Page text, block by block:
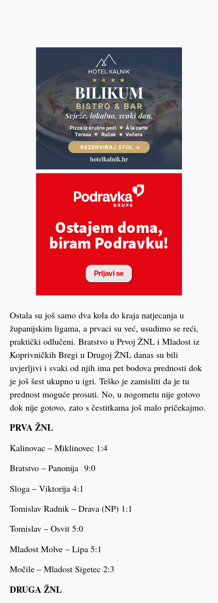
Ostala su još samo dva kola do kraja natjecanja u
županijskim ligama, a prvaci su već, usudimo se reći,
praktički odlučeni. Bratstvo u Prvoj ŽNL i Mladost iz
Koprivničkih Bregi u Drugoj ŽNL danas su bili
uvjerljivi i svaki od njih ima pet bodova prednosti dok
je još šest ukupno u igri. Teško je zamisliti da je tu
prednost moguće prosuti. No, u nogometu nije gotovo
dok nije gotovo, zato s čestitkama još malo pričekajmo.
PRVA ŽNL
Kalinovac – Miklinovec 1:4
Bratstvo – Panonija 9:0
Sloga – Viktorija 4:1
Tomislav Radnik – Drava (NP) 1:1
Tomislav – Osvit 5:0
Mladost Molve – Lipa 5:1
Močile – Mladost Sigetec 2:3
DRUGA ŽNL